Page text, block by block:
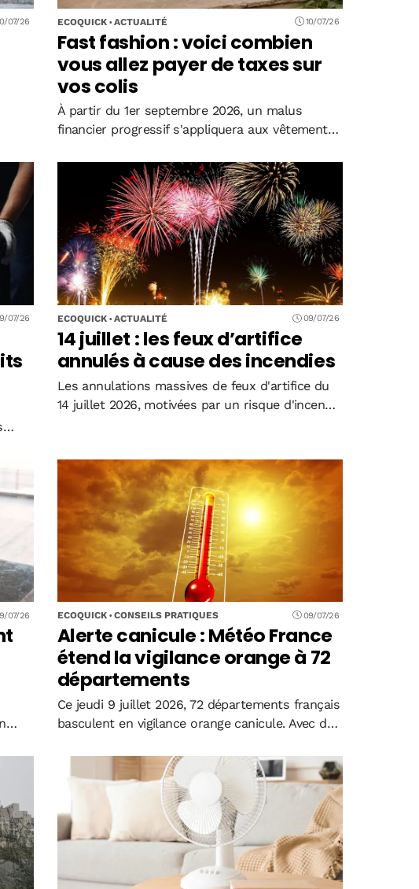
07/26
Fast fashion : voici combien
vous allez payer de taxes sur
vos colis
ECOQUICK ACTUALITÉ
À partir du 1er septembre 2026, un malus
financier progressif s'appliquera aux vêtements
surcoût débutera à 9 euros par jean et
atteindra 20 euros maximum en 2030, avec…
10/07/26
07/26
14 juillet : les feux d’artifice
annulés à cause des incendies
ECOQUICK ACTUALITÉ
Les annulations massives de feux d'artifice du
14 juillet 2026, motivées par un risque d'incendie
Entre pertes de revenus pour les entreprises,
stratégies de compensation…
09/07/26
07/26
Alerte canicule : Météo France
étend la vigilance orange à 72
départements
ECOQUICK CONSEILS PRATIQUES
Ce jeudi 9 juillet 2026, 72 départements français
basculent en vigilance orange canicule. Avec des
Baucels et un risque d'incendie extrême dans le
sud, cette troisième vague de chaleur depuis
09/07/26